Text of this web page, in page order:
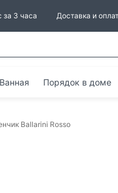
за 3 часа Доставка и
Ванная Порядок в доме
Ballarini Rosso